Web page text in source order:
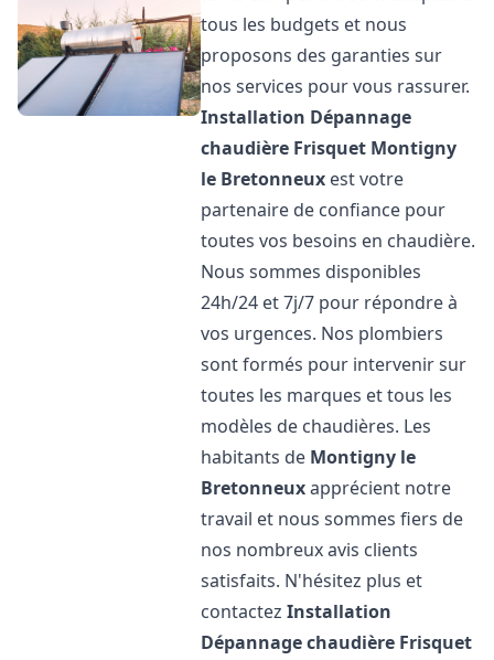
tous les budgets et nous
proposons des garanties sur
nos services pour vous rassurer.
Installation Dépannage
chaudière Frisquet Montigny
le Bretonneux est votre
partenaire de confiance pour
toutes vos besoins en chaudière.
Nous sommes disponibles
24h/24 et 7j/7 pour répondre à
vos urgences. Nos plombiers
sont formés pour intervenir sur
toutes les marques et tous les
modèles de chaudières. Les
habitants de Montigny le
Bretonneuxapprécient notre
travail et nous sommes fiers de
nos nombreux avis clients
satisfaits. N'hésitez plus et
contactezInstallation
Dépannage chaudière Frisquet